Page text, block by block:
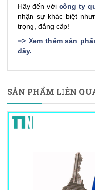
Hãy đến với công ty
nhận sự khác biệt
trọng, đẳng cấp!
=> Xem thêm sản
đây.
SẢN PHẨM LIÊN